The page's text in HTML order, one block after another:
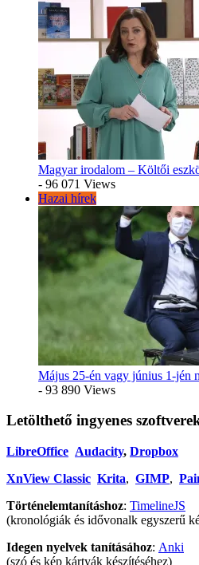
Magyar irodalom – Költői
- 96 071 Views
Hazai hírek
Május 25-én vagy június 1-jén
- 93 890 Views
Letölthető ingyenes
LibreOffice Audacity, Dropbox
XnView Classic Krita, GIMP,
Történelemtanításhoz: TimelineJS
(kronológiák és idővonalk egyszerű
Idegen nyelvek tanításához: Anki
(szó és kép kártyák készítéséhez)